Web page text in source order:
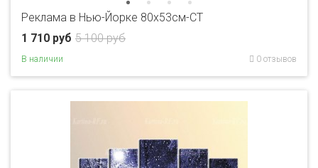
Реклама в Нью-Йорке 80x53см-CT
5 100 руб
1 710 руб
В наличии 0 отзывов